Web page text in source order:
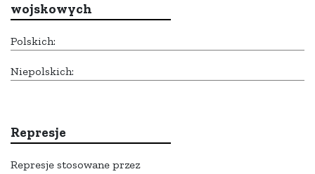
wojskowych
Polskich:
Niepolskich:
Represje
Represje stosowane przez